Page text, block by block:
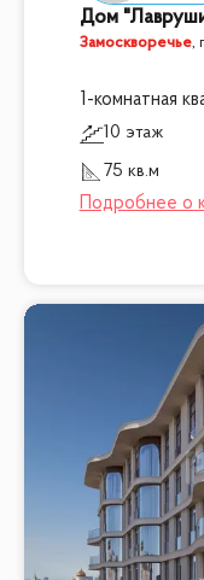
Дом
Замоскворечье,
1-комнатная
10 этаж
75 кв.м